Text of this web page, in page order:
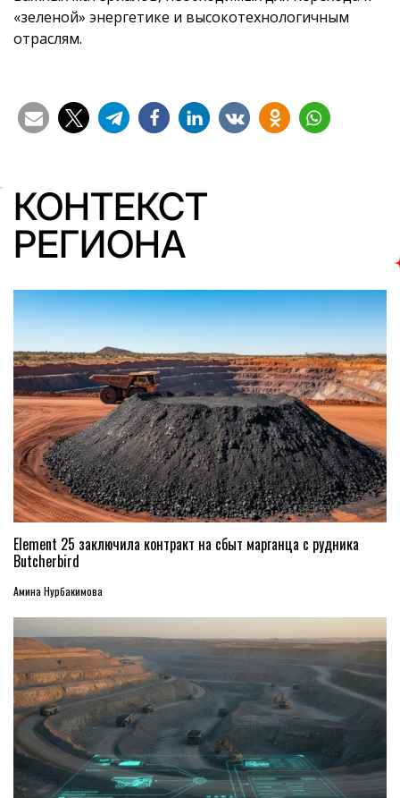
«зеленой» энергетике и высокотехнологичным
отраслям.
КОНТЕКСТ
РЕГИОНА
Element 25 заключила контракт на сбыт марганца с рудника
Butcherbird
Амина Нурбакимова